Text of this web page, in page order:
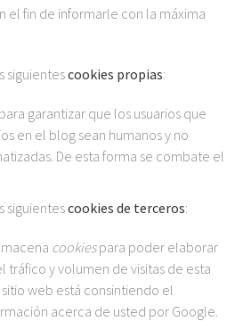
el fin de informarle con la máxima
siguientescookies propias:
garantizar que los usuarios que
en el blog sean humanos y no
De esta forma se combate el
siguientescookies de terceros:
cookiespara poder elaborar
tráfico y volumen de visitas de esta
web está consintiendo el
acerca de usted por Google.